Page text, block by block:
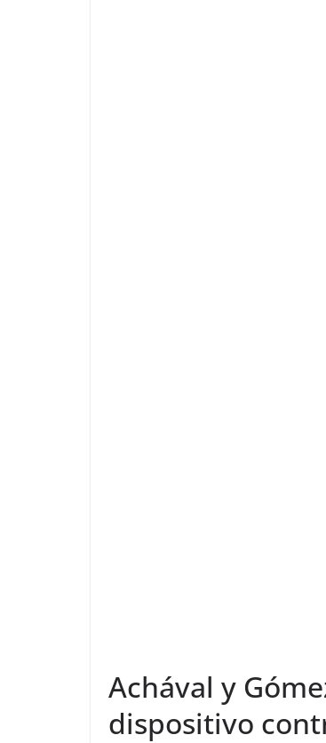
Achával y
dispositivo